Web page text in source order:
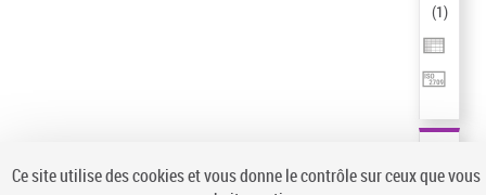
(1)
Ce site utilise des cookies et vous donne le contrôle sur ceux que vous